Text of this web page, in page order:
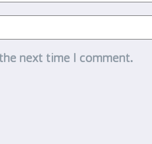
next time I comment.